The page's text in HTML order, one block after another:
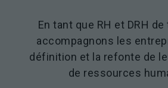
En tant que RH et DRH
accompagnons les
définition et la refonte de
de ressources